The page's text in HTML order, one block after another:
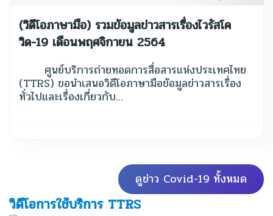
(วิดีโอภาษามือ) รวมข้อมูลข่าวสารเรื่องไวรัสโค
วิด-19 เดือนพฤศจิกายน 2564
ศูนย์บริการถ่ายทอดการสื่อสารแห่งประเทศไทย
(TTRS) ขอนำเสนอวิดีโอภาษามือข้อมูลข่าวสารเรื่อง
ทั่วไปและเรื่องเกี่ยวกับ...
ดูข่าว Covid-19 ทั้งหมด
วิดีโอการใช้บริการ TTRS